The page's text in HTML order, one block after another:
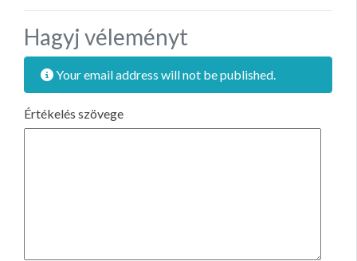
Hagyj véleményt
Your email address will not be published.
Értékelés szövege